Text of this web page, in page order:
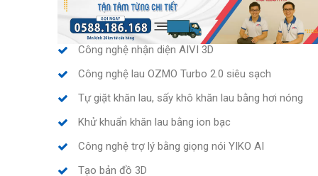
Công nghệ nhận diện AIVI 3D
Công nghệ lau OZMO Turbo 2.0 siêu sạch
Tự giặt khăn lau, sấy khô khăn lau bằng hơi nóng
Khử khuẩn khăn lau bằng ion bạc
Công nghệ trợ lý bằng giọng nói YIKO AI
Tạo bản đồ 3D